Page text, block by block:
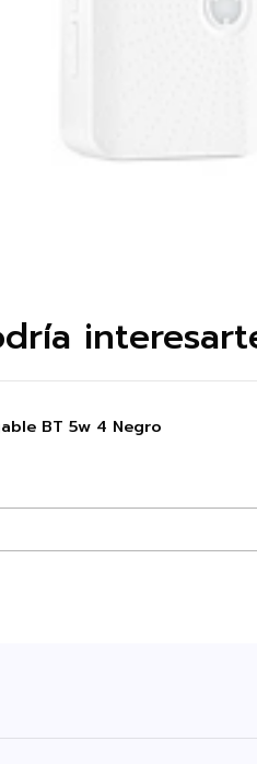
BT 5w 4 Negro